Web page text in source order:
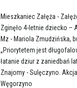
Mieszkaniec Załęża -
Zginęło 4-letnie dziecko –
Mz - Mariola Zmudzińska,
„Priorytetem jest
łatanie dziur z zaniedbań
Znajomy -Sulęczyno.
Węgorzyno